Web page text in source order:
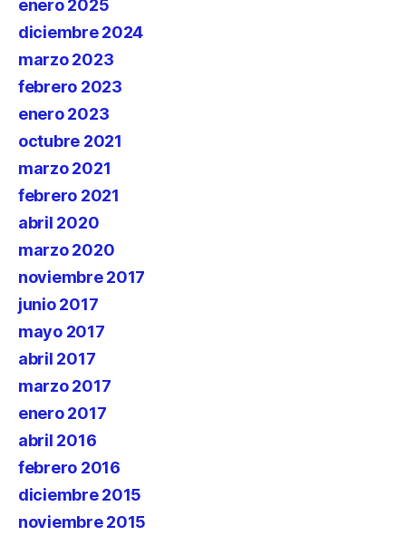
enero 2025
diciembre 2024
marzo 2023
febrero 2023
enero 2023
octubre 2021
marzo 2021
febrero 2021
abril 2020
marzo 2020
noviembre 2017
junio 2017
mayo 2017
abril 2017
marzo 2017
enero 2017
abril 2016
febrero 2016
diciembre 2015
noviembre 2015